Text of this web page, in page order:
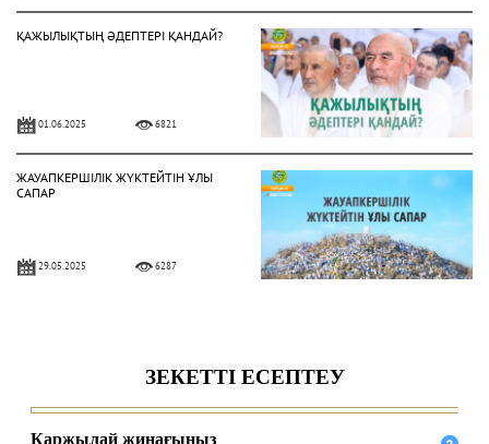
ҚАЖЫЛЫҚТЫҢ ӘДЕПТЕРІ ҚАНДАЙ?
01.06.2025 6821
ЖАУАПКЕРШІЛІК ЖҮКТЕЙТІН ҰЛЫ
САПАР
29.05.2025 6287
16.04.2025 8710